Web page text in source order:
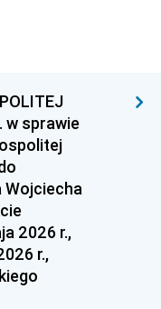
w sprawie
Wojciecha
2026 r.,
r.,